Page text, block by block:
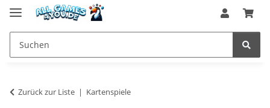
Zurück zur Liste Kartenspiele